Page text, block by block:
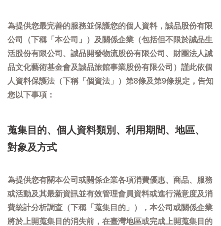
為提供您最完善的服務並保護您的個人資料，誠品股份有限
公司（下稱「本公司」）及關係企業（包括但不限於誠品生
活股份有限公司、誠品開發物流股份有限公司、財團法人誠
品文化藝術基金會及誠品旅館事業股份有限公司）謹此依個
人資料保護法（下稱「個資法」）第8條及第9條規定，告知
您以下事項：
蒐集目的、個人資料類別、利用期間、地區、
對象及方式
為提供您有關本公司或關係企業各項消費優惠、商品、服務
或活動及其最新資訊並有效管理會員資料或進行滿意度及消
費統計分析調查（下稱「蒐集目的」），本公司或關係企業
將於上開蒐集目的消失前，在臺灣地區或完成上開蒐集目的